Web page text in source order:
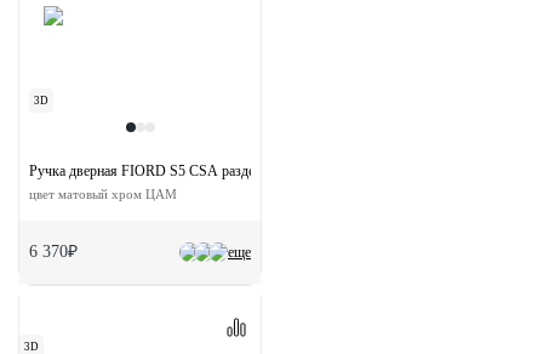
3D
еще
Ручка дверная FIORD S5 CSA раздельная на квадратной розетке
цвет матовый хром ЦАМ
6 370₽
3D